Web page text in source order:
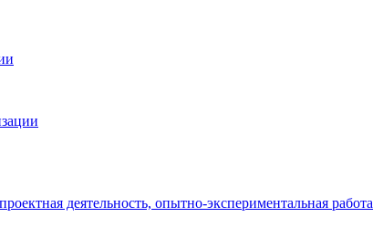
деятельность, опытно-экспериментальная работа